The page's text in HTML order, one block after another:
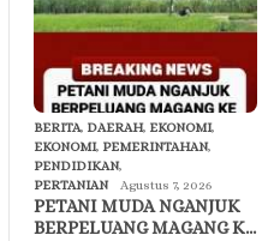
BERITA, DAERAH, EKONOMI,
EKONOMI, PEMERINTAHAN,
PENDIDIKAN,
PERTANIAN
Agustus 7, 2026
PETANI MUDA NGANJUK
BERPELUANG MAGANG K…